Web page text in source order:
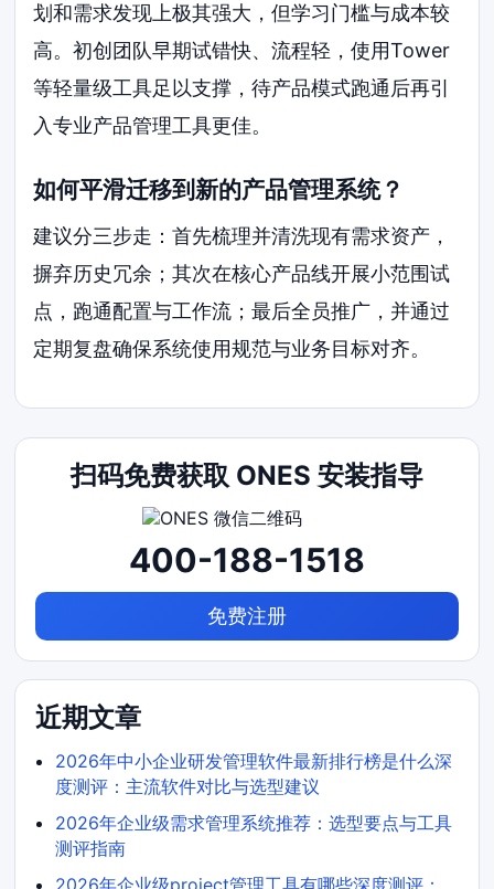
划和需求发现上极其强大，但学习门槛与成本较
高。初创团队早期试错快、流程轻，使用Tower
等轻量级工具足以支撑，待产品模式跑通后再引
入专业产品管理工具更佳。
如何平滑迁移到新的产品管理系统？
建议分三步走：首先梳理并清洗现有需求资产，
摒弃历史冗余；其次在核心产品线开展小范围试
点，跑通配置与工作流；最后全员推广，并通过
定期复盘确保系统使用规范与业务目标对齐。
扫码免费获取 ONES 安装指导
400-188-1518
免费注册
近期文章
2026年中小企业研发管理软件最新排行榜是什么深
度测评：主流软件对比与选型建议
2026年企业级需求管理系统推荐：选型要点与工具
测评指南
2026年企业级project管理工具有哪些深度测评：